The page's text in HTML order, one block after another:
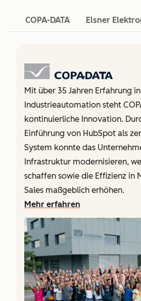
COPA-DATA Elsner
Mit über 35 Jahren Erfahrung
Industrieautomation steht
kontinuierliche Innovation.
Einführung von HubSpot als
System konnte das
Infrastruktur modernisieren,
schaffen sowie die Effizienz in
Sales maßgeblich erhöhen.
Mehr erfahren